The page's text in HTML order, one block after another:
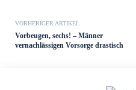
VORHERIGER ARTIKEL
Vorbeugen, sechs! – Männer
vernachlässigen Vorsorge drastisch